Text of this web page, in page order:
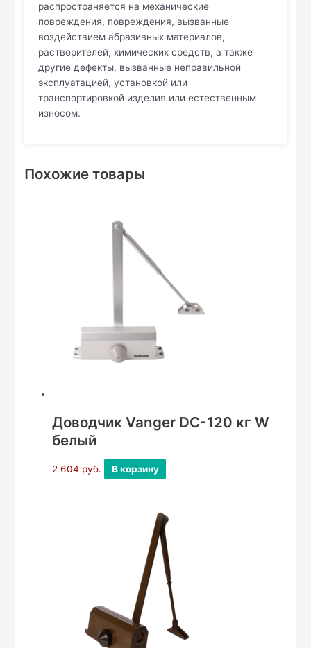
распространяется на механические
повреждения, повреждения, вызванные
воздействием абразивных материалов,
растворителей, химических средств, а также
другие дефекты, вызванные неправильной
эксплуатацией, установкой или
транспортировкой изделия или естественным
износом.
Похожие товары
Доводчик Vanger DC-120 кг W
белый
2 604 руб. В корзину